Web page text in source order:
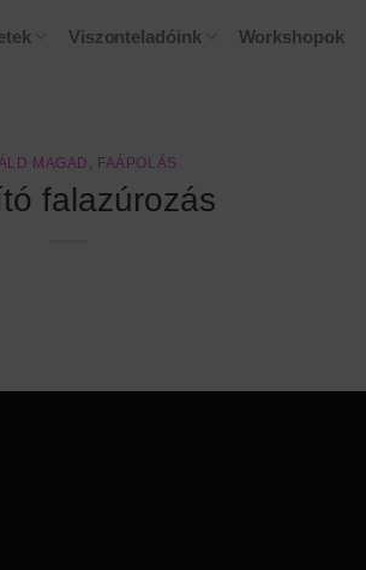
Viszonteladóink Workshopok
MAGAD FAÁPOLÁS
falazúrozás